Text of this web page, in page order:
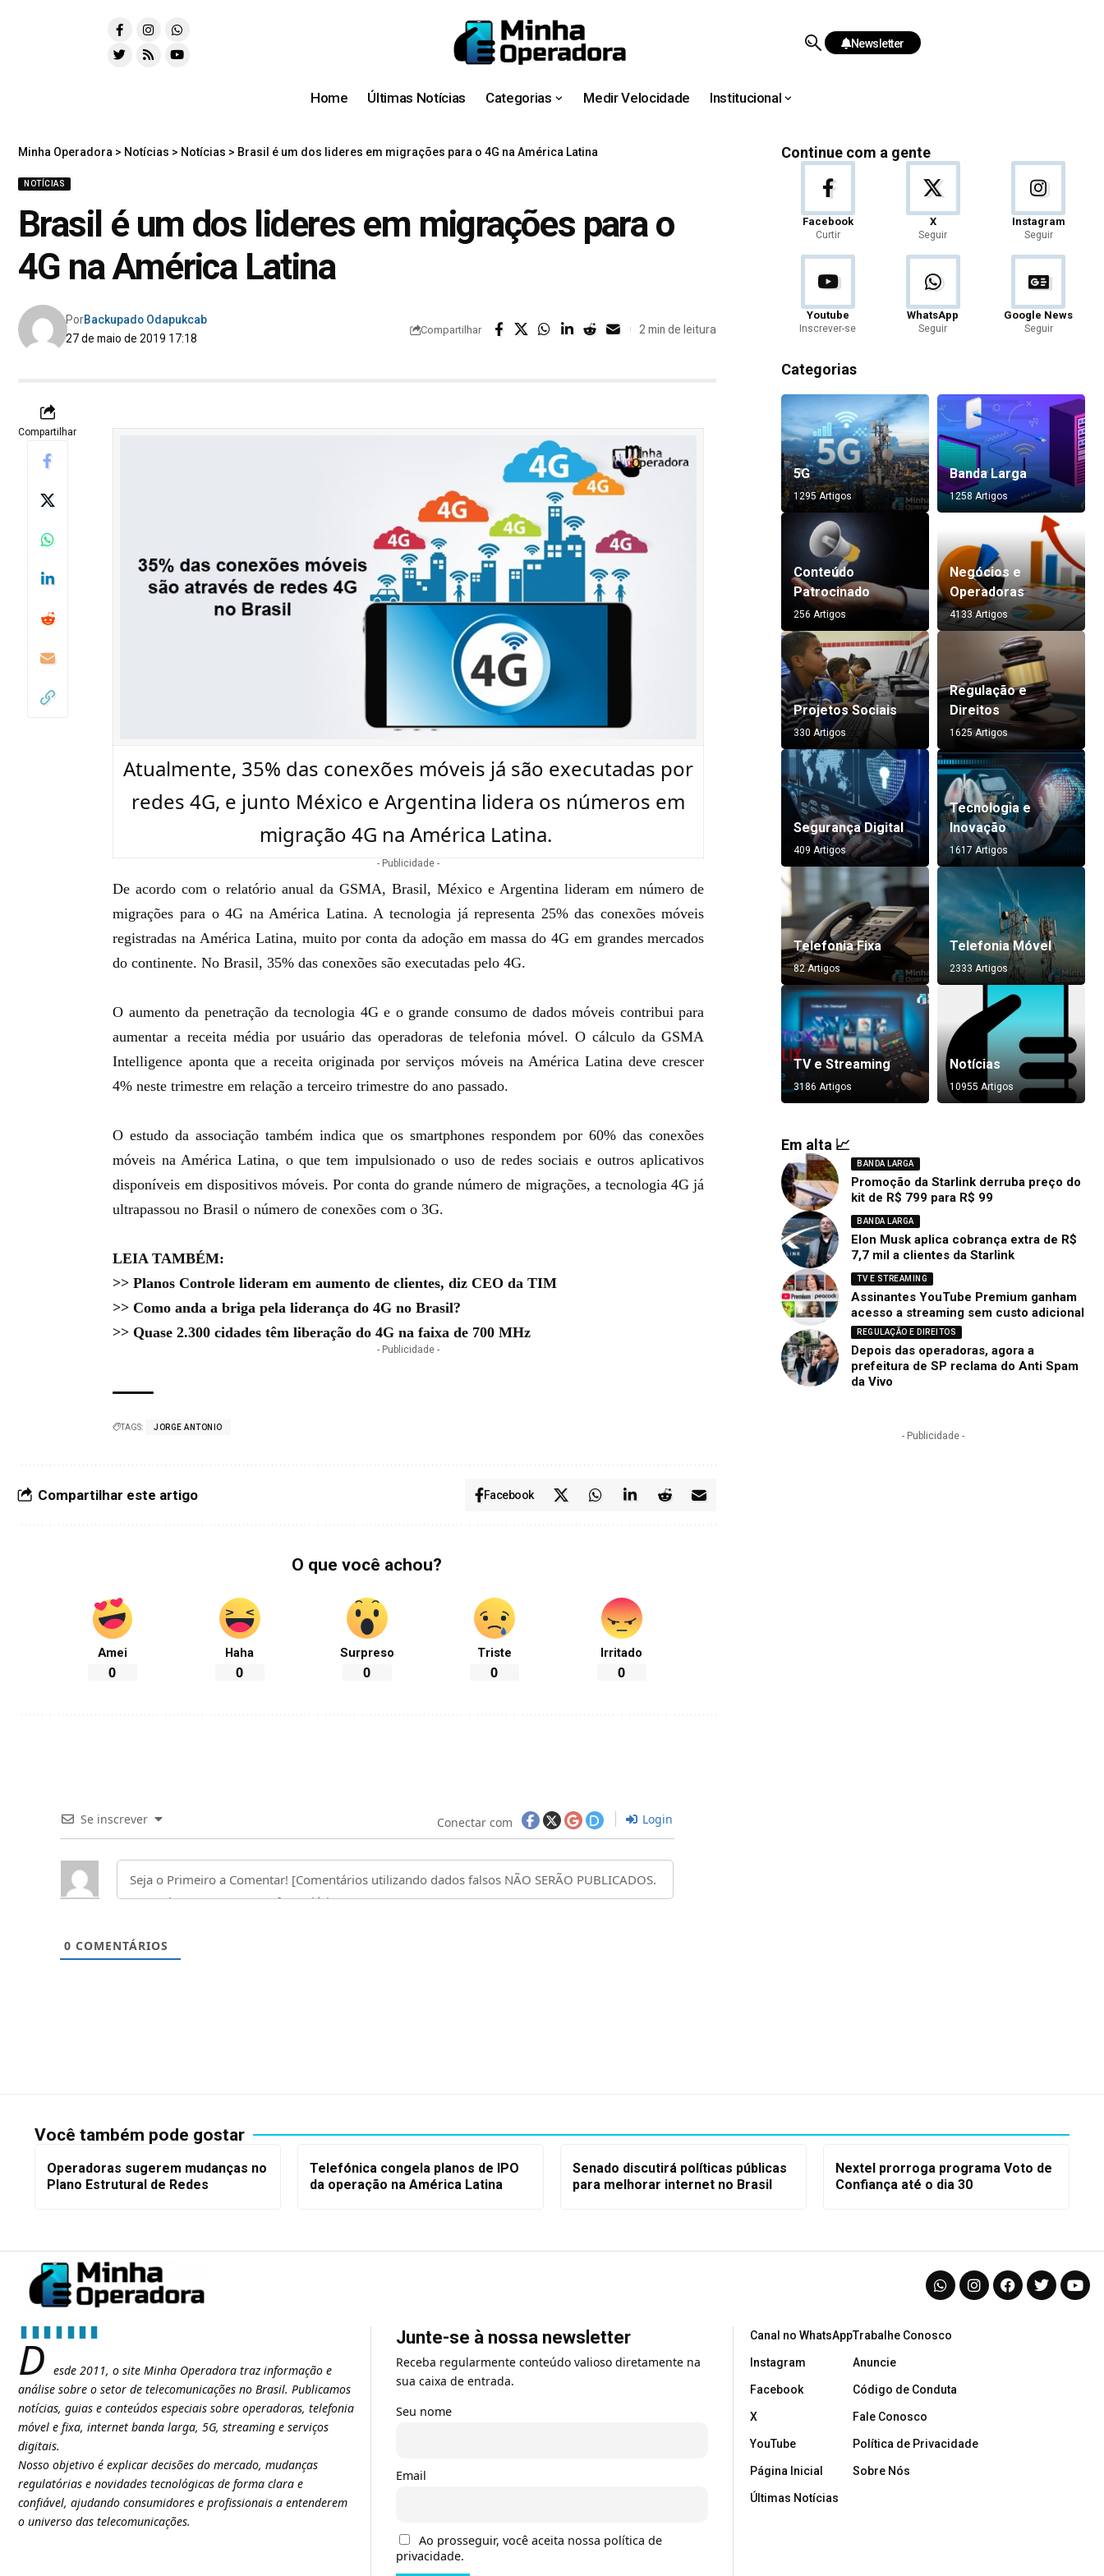
Newsletter
Home Últimas Notícias Categorias Medir Velocidade Institucional
Minha Operadora > Notícias > Notícias > Brasil é um dos lideres em migrações para o 4G na América Latina
NOTÍCIAS
Brasil é um dos lideres em migrações para o
4G na América Latina
27 de maio de 2019 17:18
PorBackupado Odapukcab
Compartilhar 2 min de leitura
Compartilhar
Atualmente, 35% das conexões móveis já são executadas por
redes 4G, e junto México e Argentina lidera os números em
migração 4G na América Latina.
- Publicidade -
De acordo com o relatório anual da GSMA, Brasil, México e Argentina lideram em número de
migrações para o 4G na América Latina. A tecnologia já representa 25% das conexões móveis
registradas na América Latina, muito por conta da adoção em massa do 4G em grandes mercados
do continente.No Brasil, 35% das conexões são executadas pelo 4G.
O aumento dapenetração da tecnologia 4Ge o grande consumo de dados móveis contribui para
aumentar a receita média por usuário das operadoras de telefonia móvel. O cálculo da GSMA
Intelligence aponta que a receita originada por serviços móveis na América Latina deve crescer
4% neste trimestre em relação a terceiro trimestre do ano passado.
O estudo da associação também indica que os smartphones respondem por 60% das conexões
móveis na América Latina, o que tem impulsionado o uso de redes sociais e outros aplicativos
disponíveis em dispositivos móveis. Por conta do grande número de migrações, a tecnologia 4G já
ultrapassou no Brasil o número de conexões com o 3G.
LEIA TAMBÉM:
>>Planos Controle lideram em aumento de clientes, diz CEO da TIM
>> Como anda a briga pela liderança do 4G no Brasil?
>> Quase 2.300 cidades têm liberação do 4G na faixa de 700 MHz
- Publicidade -
TAGS: JORGE ANTONIO
Compartilhar este artigo Facebook
O que você achou?
Amei
0
Haha
0
Surpreso
0
Triste
0
Irritado
0
Se inscrever Conectar com Login
0 COMENTÁRIOS
Continue com a gente
Facebook
Curtir
X
Seguir
Instagram
Seguir
Youtube
Inscrever-se
WhatsApp
Seguir
Google News
Seguir
Categorias
5G
1295 Artigos
Banda Larga
1258 Artigos
Conteúdo
Patrocinado
256 Artigos
Negócios e
Operadoras
4133 Artigos
Projetos Sociais
330 Artigos
Regulação e
Direitos
1625 Artigos
Segurança Digital
409 Artigos
Tecnologia e
Inovação
1617 Artigos
Telefonia Fixa
82 Artigos
Telefonia Móvel
2333 Artigos
TV e Streaming
3186 Artigos
Notícias
10955 Artigos
Em alta 📈
BANDA LARGA
Promoção da Starlink derruba preço do
kit de R$ 799 para R$ 99
BANDA LARGA
Elon Musk aplica cobrança extra de R$
7,7 mil a clientes da Starlink
TV E STREAMING
Assinantes YouTube Premium ganham
acesso a streaming sem custo adicional
REGULAÇÃO E DIREITOS
Depois das operadoras, agora a
prefeitura de SP reclama do Anti Spam
da Vivo
- Publicidade -
Você também pode gostar
Operadoras sugerem mudanças no
Plano Estrutural de Redes
Telefónica congela planos de IPO
da operação na América Latina
Senado discutirá políticas públicas
para melhorar internet no Brasil
Nextel prorroga programa Voto de
Confiança até o dia 30
D esde 2011, o site Minha Operadora traz informação e
análise sobre o setor de telecomunicações no Brasil. Publicamos
notícias, guias e conteúdos especiais sobre operadoras, telefonia
móvel e fixa, internet banda larga, 5G, streaming e serviços
digitais.
Nosso objetivo é explicar decisões do mercado, mudanças
regulatórias e novidades tecnológicas de forma clara e
confiável, ajudando consumidores e profissionais a entenderem
o universo das telecomunicações.
Junte-se à nossa newsletter
Receba regularmente conteúdo valioso diretamente na
sua caixa de entrada.
Seu nome
Email
Ao prosseguir, você aceita nossa política de
privacidade.
Canal no WhatsApp
Instagram
Facebook
X
YouTube
Página Inicial
Últimas Notícias
Trabalhe Conosco
Anuncie
Código de Conduta
Fale Conosco
Política de Privacidade
Sobre Nós